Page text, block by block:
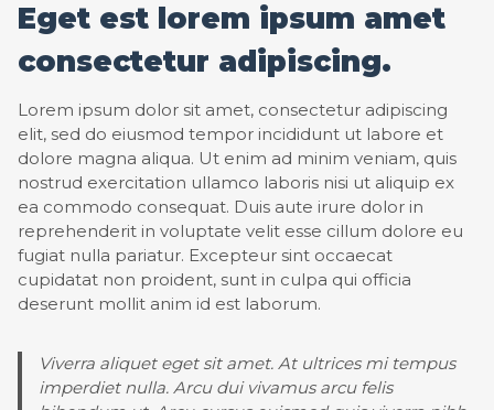
Eget est lorem ipsum amet
consectetur adipiscing.
Lorem ipsum dolor sit amet, consectetur adipiscing
elit, sed do eiusmod tempor incididunt ut labore et
dolore magna aliqua. Ut enim ad minim veniam, quis
nostrud exercitation ullamco laboris nisi ut aliquip ex
ea commodo consequat. Duis aute irure dolor in
reprehenderit in voluptate velit esse cillum dolore eu
fugiat nulla pariatur. Excepteur sint occaecat
cupidatat non proident, sunt in culpa qui officia
deserunt mollit anim id est laborum.
Viverra aliquet eget sit amet. At ultrices mi tempus
imperdiet nulla. Arcu dui vivamus arcu felis